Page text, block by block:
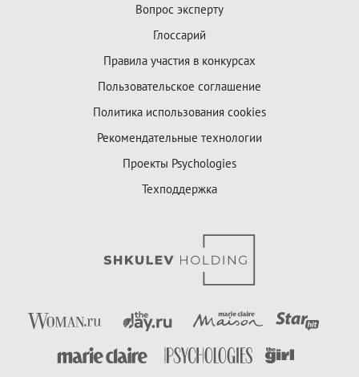
Вопрос эксперту
Глоссарий
Правила участия в конкурсах
Пользовательское соглашение
Политика использования cookies
Рекомендательные технологии
Проекты Psychologies
Техподдержка